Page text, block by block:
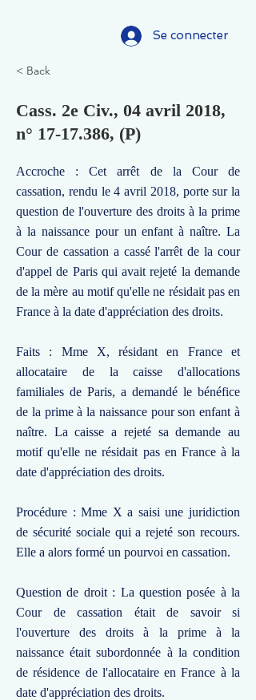
Se connecter
< Back
Cass. 2e Civ., 04 avril 2018,
n° 17-17.386, (P)
Accroche : Cet arrêt de la Cour de
cassation, rendu le 4 avril 2018, porte sur la
question de l'ouverture des droits à la prime
à la naissance pour un enfant à naître. La
Cour de cassation a cassé l'arrêt de la cour
d'appel de Paris qui avait rejeté la demande
de la mère au motif qu'elle ne résidait pas en
France à la date d'appréciation des droits.
Faits : Mme X, résidant en France et
allocataire de la caisse d'allocations
familiales de Paris, a demandé le bénéfice
de la prime à la naissance pour son enfant à
naître. La caisse a rejeté sa demande au
motif qu'elle ne résidait pas en France à la
date d'appréciation des droits.
Procédure : Mme X a saisi une juridiction
de sécurité sociale qui a rejeté son recours.
Elle a alors formé un pourvoi en cassation.
Question de droit : La question posée à la
Cour de cassation était de savoir si
l'ouverture des droits à la prime à la
naissance était subordonnée à la condition
de résidence de l'allocataire en France à la
date d'appréciation des droits.